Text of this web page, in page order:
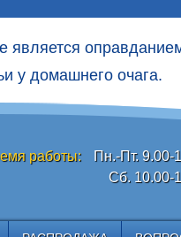
является
у домашнего очага.
работы:
Пн.-Пт. 9.00-
Сб. 10.00-